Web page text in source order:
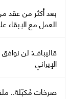
بعد أكثر من عقد
العمل مع الإبقاء
قاليباف: لن
الإيراني
صرخات مُكبّلة..